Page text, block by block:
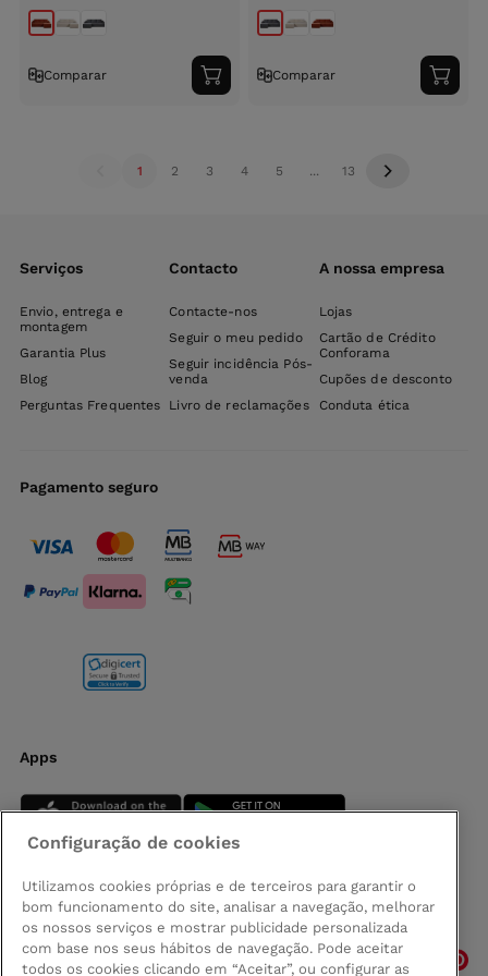
Comparar
Adicionar
ao
Comparar
ao
1 2 3 4 5 ... 13
Serviços
Envio, entrega e
montagem
Garantia Plus
Blog
Perguntas Frequentes
Contacto
Contacte-nos
Seguir o meu pedido
Seguir incidência Pós-
venda
Livro de reclamações
A nossa empresa
Lojas
Cartão de Crédito
Conforama
Cupões de desconto
Conduta ética
Pagamento seguro
Apps
Siga-nos
Configuração de cookies
Utilizamos cookies próprias e de terceiros para garantir o
bom funcionamento do site, analisar a navegação, melhorar
os nossos serviços e mostrar publicidade personalizada
com base nos seus hábitos de navegação. Pode aceitar
todos os cookies clicando em “Aceitar”, ou configurar as